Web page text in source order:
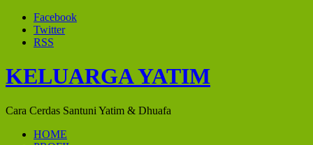
Facebook
Twitter
RSS
KELUARGA YATIM
Cara Cerdas Santuni Yatim & Dhuafa
HOME